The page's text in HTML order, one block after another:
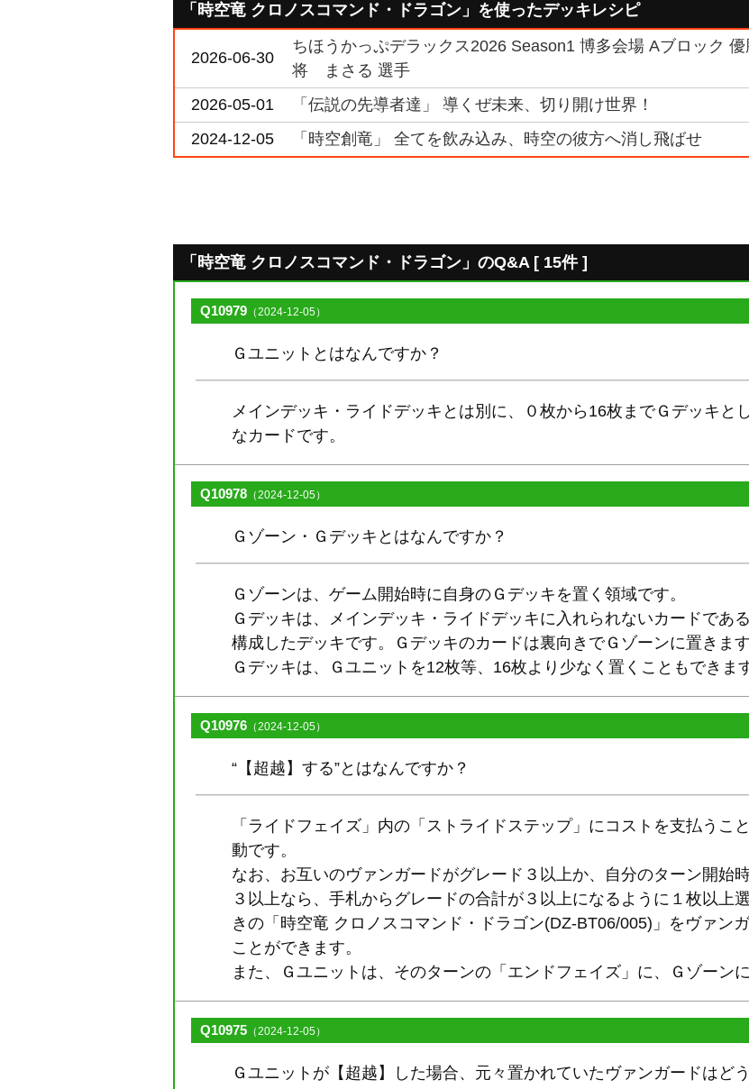
「時空竜 クロノスコマンド・ドラゴン」を使ったデッキレシピ
2026-06-30
ちほうかっぷデラックス2026 Season1 博多会場 Aブロック
将 まさる 選手
2026-05-01
「伝説の先導者達」 導くぜ未来、切り開け世界！
2024-12-05
「時空創竜」 全てを飲み込み、時空の彼方へ消し飛ばせ
「時空竜 クロノスコマンド・ドラゴン」のQ&A [ 15件 ]
Q10979 （2024-12-05）
Ｇユニットとはなんですか？
メインデッキ・ライドデッキとは別に、０枚から16枚までＧデッキと
なカードです。
Q10978 （2024-12-05）
Ｇゾーン・Ｇデッキとはなんですか？
Ｇゾーンは、ゲーム開始時に自身のＧデッキを置く領域です。
Ｇデッキは、メインデッキ・ライドデッキに入れられないカードであ
構成したデッキです。Ｇデッキのカードは裏向きでＧゾーンに置きます
Ｇデッキは、Ｇユニットを12枚等、16枚より少なく置くこともできます
Q10976 （2024-12-05）
“【超越】する”とはなんですか？
「ライドフェイズ」内の「ストライドステップ」にコストを支払うこ
動です。
なお、お互いのヴァンガードがグレード３以上か、自分のターン開始
３以上なら、手札からグレードの合計が３以上になるように１枚以上
きの「時空竜 クロノスコマンド・ドラゴン(DZ-BT06/005)」をヴァン
ことができます。
また、Ｇユニットは、そのターンの「エンドフェイズ」に、Ｇゾーン
Q10975 （2024-12-05）
Ｇユニットが【超越】した場合、元々置かれていたヴァンガードはど